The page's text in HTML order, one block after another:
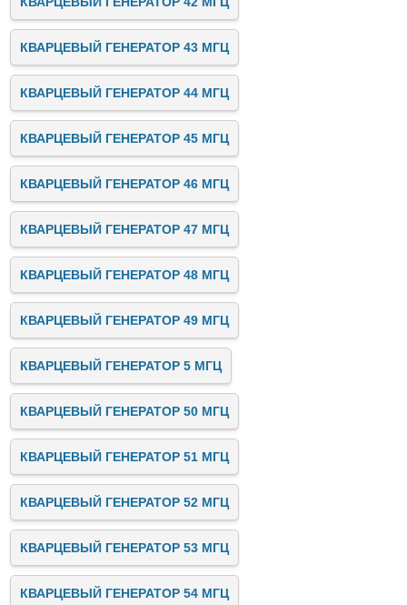
КВАРЦЕВЫЙ ГЕНЕРАТОР 43 МГЦ
КВАРЦЕВЫЙ ГЕНЕРАТОР 44 МГЦ
КВАРЦЕВЫЙ ГЕНЕРАТОР 45 МГЦ
КВАРЦЕВЫЙ ГЕНЕРАТОР 46 МГЦ
КВАРЦЕВЫЙ ГЕНЕРАТОР 47 МГЦ
КВАРЦЕВЫЙ ГЕНЕРАТОР 48 МГЦ
КВАРЦЕВЫЙ ГЕНЕРАТОР 49 МГЦ
КВАРЦЕВЫЙ ГЕНЕРАТОР 5 МГЦ
КВАРЦЕВЫЙ ГЕНЕРАТОР 50 МГЦ
КВАРЦЕВЫЙ ГЕНЕРАТОР 51 МГЦ
КВАРЦЕВЫЙ ГЕНЕРАТОР 52 МГЦ
КВАРЦЕВЫЙ ГЕНЕРАТОР 53 МГЦ
КВАРЦЕВЫЙ ГЕНЕРАТОР 54 МГЦ